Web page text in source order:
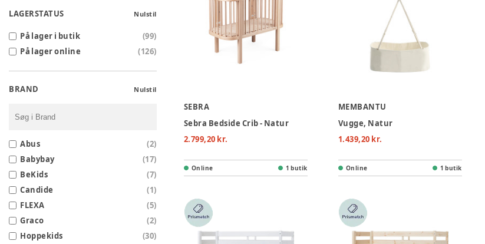
LAGERSTATUS Nulstil
På lager i butik (99)
På lager online
(126)
BRAND Nulstil
Abus (2)
Babybay
(17)
BeKids
(7)
Candide
(1)
FLEXA
(5)
Graco
(2)
Hoppekids
(30)
SEBRA
Sebra Bedside Crib - Natur
2.799,20 kr.
Online 1 butik
MEMBANTU
Vugge, Natur
1.439,20 kr.
Online 1 butik